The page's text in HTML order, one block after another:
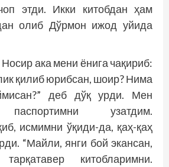
этди. Икки китобдан ҳам
олиб Дўрмон ижод уйида
ака мени ёнига чақириб:
қилиб юрибсан, шоир? Нима
деб дўқ урди. Мен
узатдим.
исмимни ўқиди-да, қаҳ-қаҳ
“Майли, янги бой экансан,
тарқатавер китобларимни.